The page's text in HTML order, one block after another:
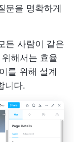
문을 명확하게
든 사람이 같은
해서는 효율
를 위해 설계
니다.